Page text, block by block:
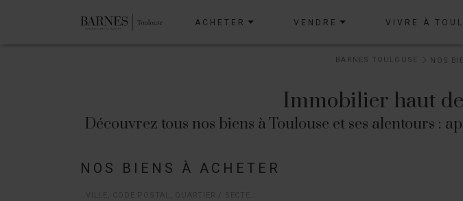
ACHETER VENDRE VIVRE À
BARNES TOULOUSE NOS
Immobilier haut
Découvrez tous nos biens à Toulouse et ses alentours :
NOS BIENS À ACHETER